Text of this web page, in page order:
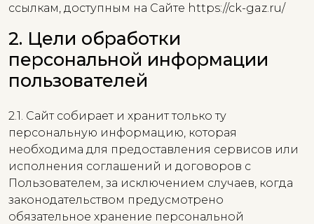
ссылкам, доступным на Сайте https://ck-gaz.ru/
2. Цели обработки
персональной информации
пользователей
2.1. Сайт собирает и хранит только ту
персональную информацию, которая
необходима для предоставления сервисов или
исполнения соглашений и договоров с
Пользователем, за исключением случаев, когда
законодательством предусмотрено
обязательное хранение персональной